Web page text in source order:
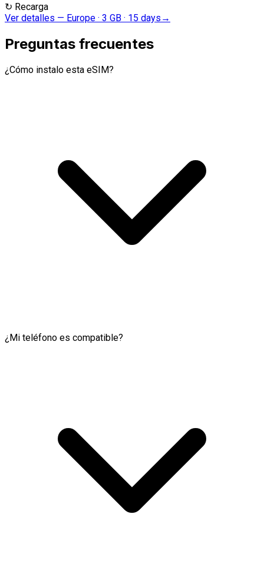
↻ Recarga
Ver detalles — Europe · 3 GB · 15 days →
Preguntas frecuentes
¿Cómo instalo esta eSIM?
¿Mi teléfono es compatible?